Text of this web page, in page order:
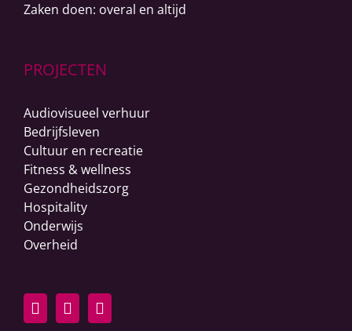
Zaken doen: overal en altijd
PROJECTEN
Audiovisueel verhuur
Bedrijfsleven
Cultuur en recreatie
Fitness & wellness
Gezondheidszorg
Hospitality
Onderwijs
Overheid